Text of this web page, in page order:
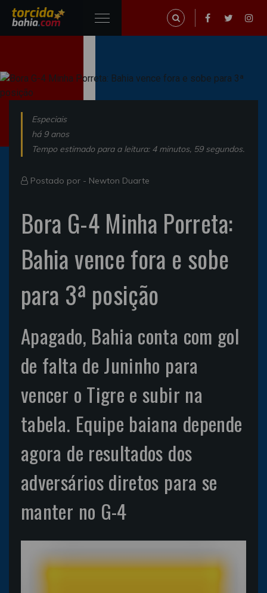
Especiais
há 9 anos
Tempo estimado para a leitura: 4 minutos, 59 segundos.
Postado por - Newton Duarte
Bora G-4 Minha Porreta:
Bahia vence fora e sobe
para 3ª posição
Apagado, Bahia conta com gol
de falta de Juninho para
vencer o Tigre e subir na
tabela. Equipe baiana depende
agora de resultados dos
adversários diretos para se
manter no G-4